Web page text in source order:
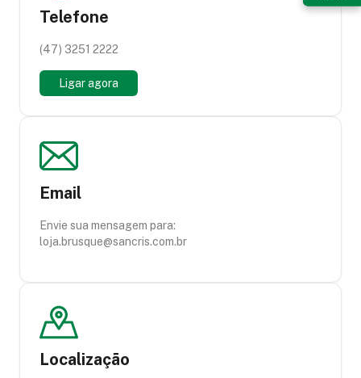
Telefone
(47) 3251 2222
Ligar agora
Email
Envie sua mensagem para:
loja.brusque@sancris.com.br
Localização